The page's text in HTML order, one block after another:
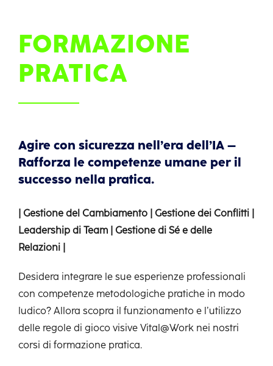
FORMAZIONE
PRATICA
Agire con sicurezza nell’era dell’IA –
Rafforza le competenze umane per il
successo nella pratica.
| Gestione del Cambiamento | Gestione dei Conflitti |
Leadership di Team | Gestione di Sé e delle
Relazioni |
Desidera integrare le sue esperienze professionali
con competenze metodologiche pratiche in modo
ludico? Allora scopra il funzionamento e l’utilizzo
delle regole di gioco visive Vital@Work nei nostri
corsi di formazione pratica.